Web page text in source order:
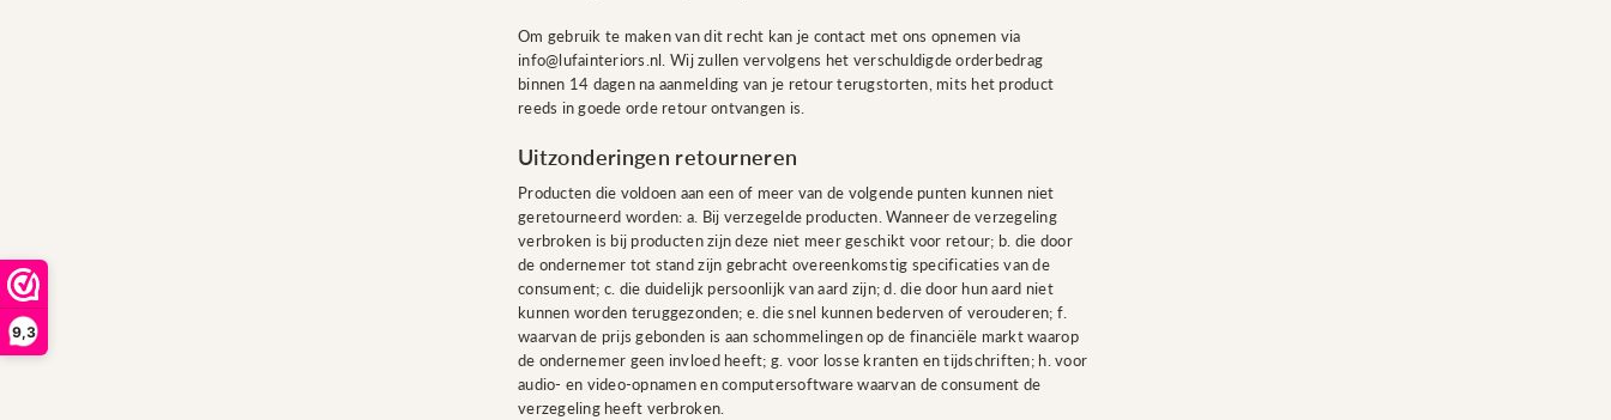
9,3
Om gebruik te maken van dit recht kan je contact met ons opnemen via
info@lufainteriors.nl. Wij zullen vervolgens het verschuldigde orderbedrag
binnen 14 dagen na aanmelding van je retour terugstorten, mits het product
reeds in goede orde retour ontvangen is.
Uitzonderingen retourneren
Producten die voldoen aan een of meer van de volgende punten kunnen niet
geretourneerd worden: a. Bij verzegelde producten. Wanneer de verzegeling
verbroken is bij producten zijn deze niet meer geschikt voor retour; b. die door
de ondernemer tot stand zijn gebracht overeenkomstig specificaties van de
consument; c. die duidelijk persoonlijk van aard zijn; d. die door hun aard niet
kunnen worden teruggezonden; e. die snel kunnen bederven of verouderen; f.
waarvan de prijs gebonden is aan schommelingen op de financiële markt waarop
de ondernemer geen invloed heeft; g. voor losse kranten en tijdschriften; h. voor
audio- en video-opnamen en computersoftware waarvan de consument de
verzegeling heeft verbroken.